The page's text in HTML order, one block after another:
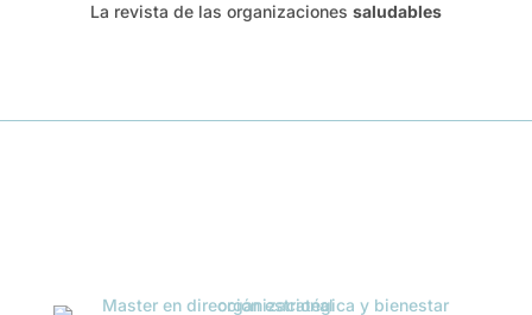
La revista de las organizaciones saludables